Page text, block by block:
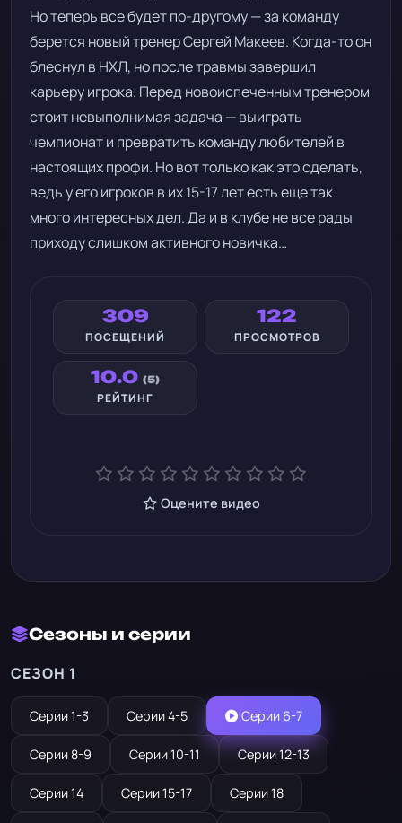
Но теперь все будет по-другому — за команду
берется новый тренер Сергей Макеев. Когда-то он
блеснул в НХЛ, но после травмы завершил
карьеру игрока. Перед новоиспеченным тренером
стоит невыполнимая задача — выиграть
чемпионат и превратить команду любителей в
настоящих профи. Но вот только как это сделать,
ведь у его игроков в их 15-17 лет есть еще так
много интересных дел. Да и в клубе не все рады
приходу слишком активного новичка…
309
ПОСЕЩЕНИЙ
122
ПРОСМОТРОВ
10.0 (5)
РЕЙТИНГ
Оцените видео
Сезоны и серии
СЕЗОН 1
Серии 1-3 Серии 4-5 Серии 6-7
Серии 8-9 Серии 10-11 Серии 12-13
Серии 14 Серии 15-17 Серии 18